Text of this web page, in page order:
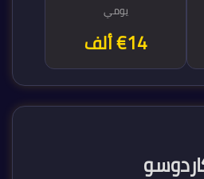
يومي
€14 ألف